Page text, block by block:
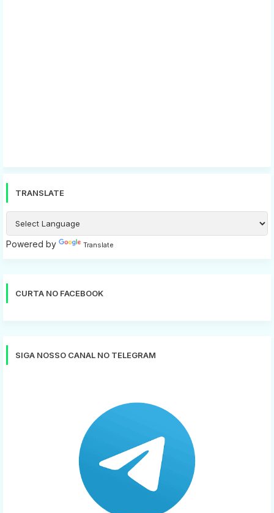
TRANSLATE
Powered by Translate
CURTA NO FACEBOOK
SIGA NOSSO CANAL NO TELEGRAM